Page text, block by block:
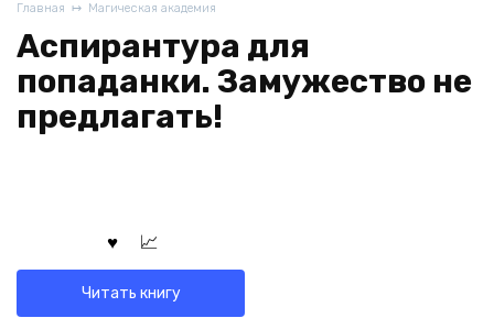
Главная Магическая академия
Аспирантура для
попаданки. Замужество не
предлагать!
Читать книгу